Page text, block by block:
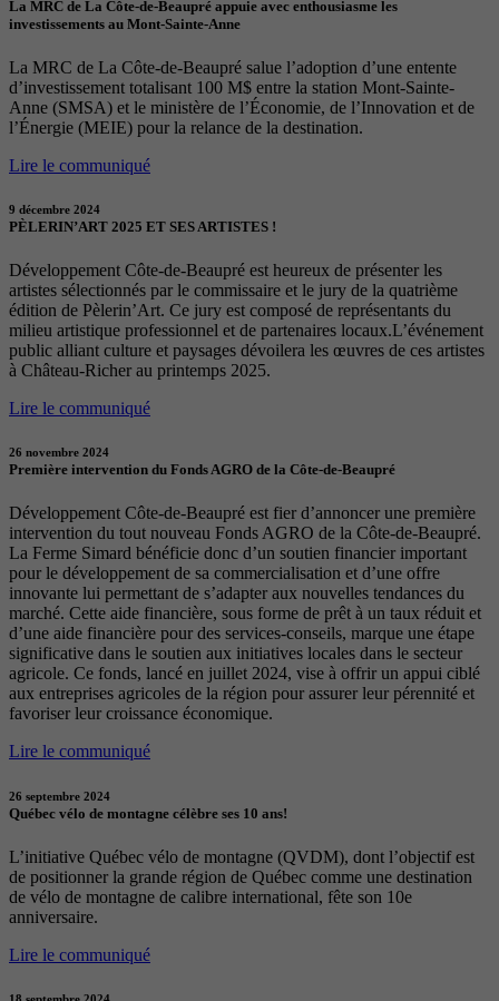
La MRC de La Côte-de-Beaupré appuie avec enthousiasme les
investissements au Mont-Sainte-Anne
La MRC de La Côte-de-Beaupré salue l’adoption d’une entente
d’investissement totalisant 100 M$ entre la station Mont-Sainte-
Anne (SMSA) et le ministère de l’Économie, de l’Innovation et de
l’Énergie (MEIE) pour la relance de la destination.
Lire le communiqué
9 décembre 2024
PÈLERIN’ART 2025 ET SES ARTISTES !
Développement Côte-de-Beaupré est heureux de présenter les
artistes sélectionnés par le commissaire et le jury de la quatrième
édition de Pèlerin’Art. Ce jury est composé de représentants du
milieu artistique professionnel et de partenaires locaux.L’événement
public alliant culture et paysages dévoilera les œuvres de ces artistes
à Château-Richer au printemps 2025.
Lire le communiqué
26 novembre 2024
Première intervention du Fonds AGRO de la Côte-de-Beaupré
Développement Côte-de-Beaupré est fier d’annoncer une première
intervention du tout nouveau Fonds AGRO de la Côte-de-Beaupré.
La Ferme Simard bénéficie donc d’un soutien financier important
pour le développement de sa commercialisation et d’une offre
innovante lui permettant de s’adapter aux nouvelles tendances du
marché. Cette aide financière, sous forme de prêt à un taux réduit et
d’une aide financière pour des services-conseils, marque une étape
significative dans le soutien aux initiatives locales dans le secteur
agricole. Ce fonds, lancé en juillet 2024, vise à offrir un appui ciblé
aux entreprises agricoles de la région pour assurer leur pérennité et
favoriser leur croissance économique.
Lire le communiqué
26 septembre 2024
Québec vélo de montagne célèbre ses 10 ans!
L’initiative Québec vélo de montagne (QVDM), dont l’objectif est
de positionner la grande région de Québec comme une destination
de vélo de montagne de calibre international, fête son 10e
anniversaire.
Lire le communiqué